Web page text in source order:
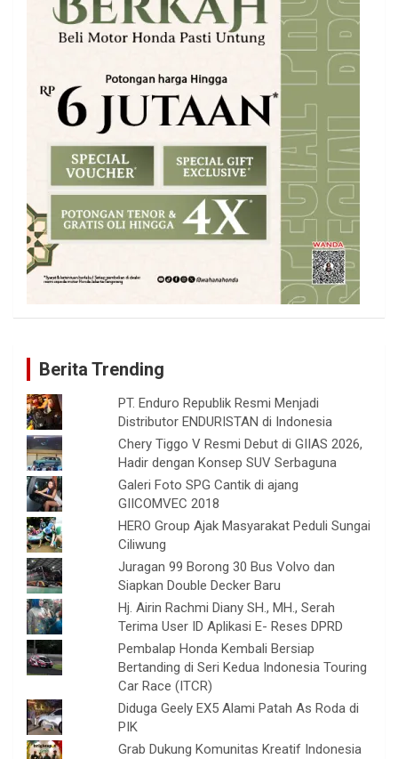
Berita Trending
PT. Enduro Republik Resmi Menjadi
Distributor ENDURISTAN di Indonesia
Chery Tiggo V Resmi Debut di GIIAS 2026,
Hadir dengan Konsep SUV Serbaguna
Galeri Foto SPG Cantik di ajang
GIICOMVEC 2018
HERO Group Ajak Masyarakat Peduli Sungai
Ciliwung
Juragan 99 Borong 30 Bus Volvo dan
Siapkan Double Decker Baru
Hj. Airin Rachmi Diany SH., MH., Serah
Terima User ID Aplikasi E- Reses DPRD
Pembalap Honda Kembali Bersiap
Bertanding di Seri Kedua Indonesia Touring
Car Race (ITCR)
Diduga Geely EX5 Alami Patah As Roda di
PIK
Grab Dukung Komunitas Kreatif Indonesia